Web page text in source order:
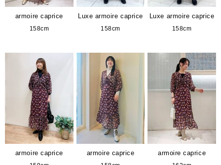
armoire caprice
158cm
Luxe armoire caprice
158cm
Luxe armoire caprice
158cm
armoire caprice armoire caprice armoire caprice